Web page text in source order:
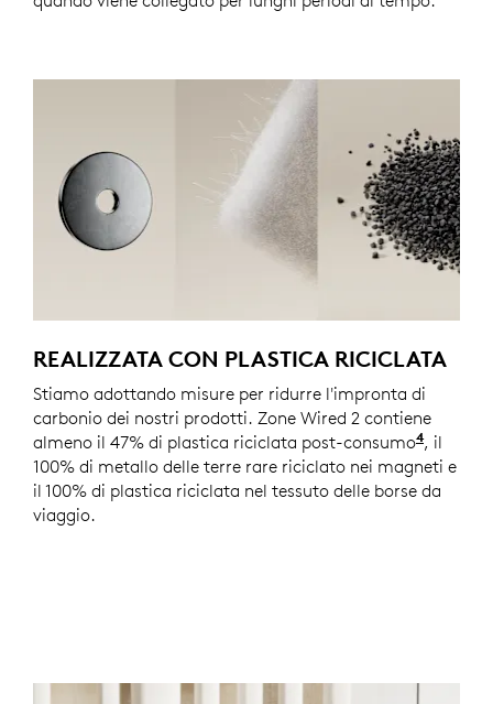
REALIZZATA CON PLASTICA RICICLATA
Stiamo adottando misure per ridurre l'impronta di
carbonio dei nostri prodotti. Zone Wired 2 contiene
almeno il 47% di plastica riciclata post-consumo4Sono
, il
100% di metallo delle terre rare riciclato nei magneti e
il 100% di plastica riciclata nel tessuto delle borse da
viaggio.